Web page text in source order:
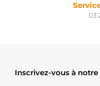
03
Inscrivez-vous à